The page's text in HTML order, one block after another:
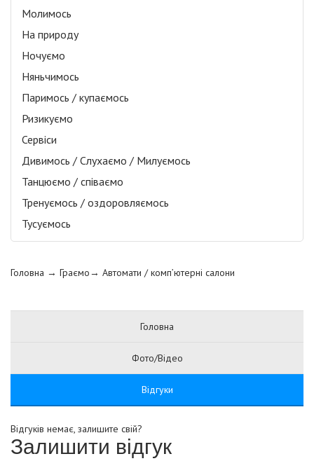
Молимось
На природу
Ночуємо
Няньчимось
Паримось / купаємось
Ризикуємо
Сервіси
Дивимось / Слухаємо / Милуємось
Танцюємо / співаємо
Тренуємось / оздоровляємось
Тусуємось
Головна → Граємо→ Автомати / комп’ютерні салони
Головна
Фото/Відео
Відгуки
Відгуків немає, залишите свій?
Залишити відгук